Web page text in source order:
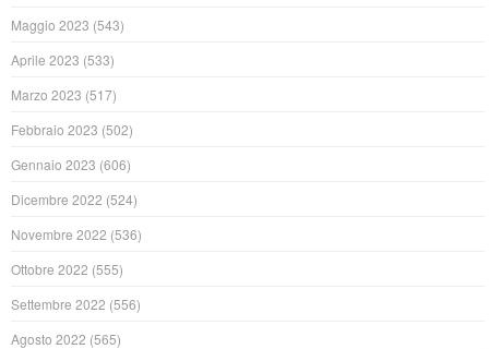
Maggio 2023 (543)
Aprile 2023 (533)
Marzo 2023 (517)
Febbraio 2023 (502)
Gennaio 2023 (606)
Dicembre 2022 (524)
Novembre 2022 (536)
Ottobre 2022 (555)
Settembre 2022 (556)
Agosto 2022 (565)